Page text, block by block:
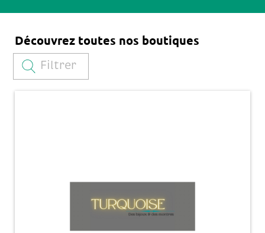
Découvrez toutes nos boutiques
Filtrer